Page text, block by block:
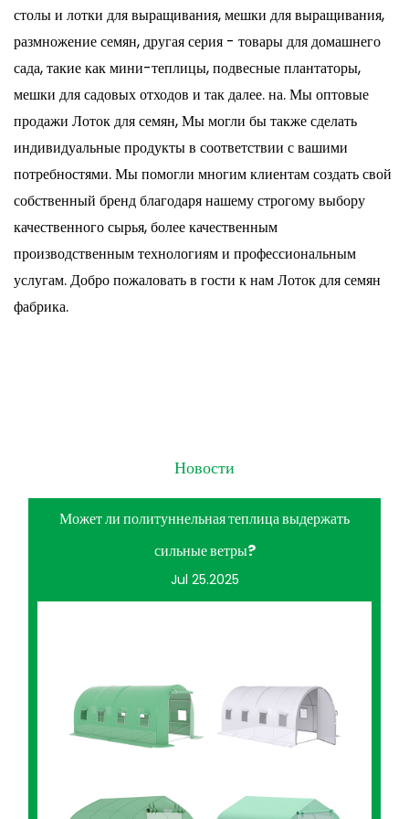
столы и лотки для выращивания, мешки для выращивания,
размножение семян, другая серия - товары для домашнего
сада, такие как мини-теплицы, подвесные плантаторы,
мешки для садовых отходов и так далее. на. Мыоптовые
продажи Лоток для семян, Мы могли бы также сделать
индивидуальные продукты в соответствии с вашими
потребностями. Мы помогли многим клиентам создать свой
собственный бренд благодаря нашему строгому выбору
качественного сырья, более качественным
производственным технологиям и профессиональным
услугам. Добро пожаловать в гости к нам Лоток для семян
фабрика.
Новости
Может ли политуннельная теплица выдержать
сильные ветры?
Jul 25.2025